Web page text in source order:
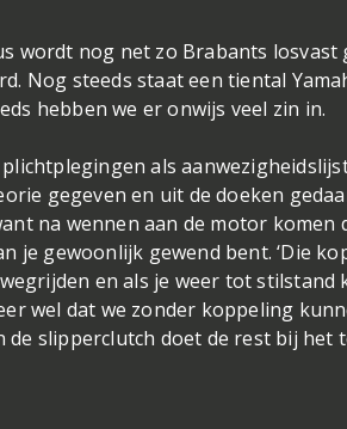
wordt nog net zo Brabants losvast
Nog steeds staat een tiental
hebben we er onwijs veel zin in.
als
gegeven en uit de doeken
na wennen aan de motor
je gewoonlijk gewend bent. ‘Die
en als je weer tot stilstand
wel dat we zonder koppeling
slipperclutch doet de rest bij het